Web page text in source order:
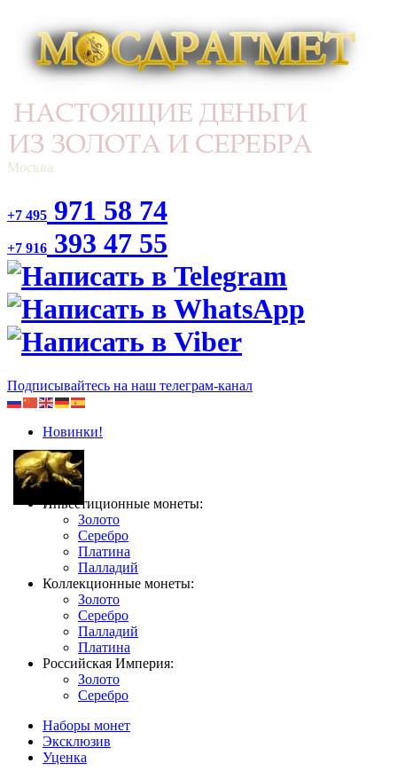
Москва
+7 495 971 58 74
+7 916 393 47 55
Подписывайтесь на наш телеграм-канал
Новинки!
Инвестиционные монеты:
Золото
Серебро
Платина
Палладий
Коллекционные монеты:
Золото
Серебро
Палладий
Платина
Российская Империя:
Золото
Серебро
Наборы монет
Эксклюзив
Уценка